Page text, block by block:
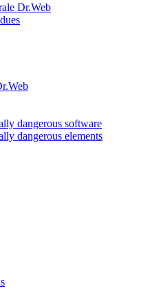
Dr.Web
dangerous software
dangerous elements